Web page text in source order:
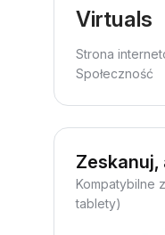
Virtuals
Strona
Społeczność
Zeskanuj,
Kompatybilne
tablety)